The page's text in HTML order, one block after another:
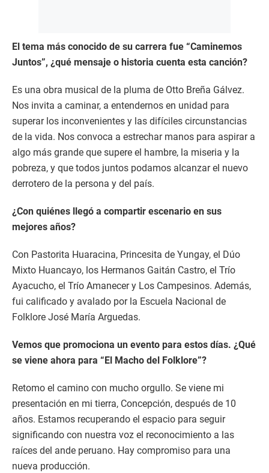
El tema más conocido de su carrera fue “Caminemos
Juntos”, ¿qué mensaje o historia cuenta esta canción?
Es una obra musical de la pluma de Otto Breña Gálvez.
Nos invita a caminar, a entendernos en unidad para
superar los inconvenientes y las difíciles circunstancias
de la vida. Nos convoca a estrechar manos para aspirar a
algo más grande que supere el hambre, la miseria y la
pobreza, y que todos juntos podamos alcanzar el nuevo
derrotero de la persona y del país.
¿Con quiénes llegó a compartir escenario en sus
mejores años?
Con Pastorita Huaracina, Princesita de Yungay, el Dúo
Mixto Huancayo, los Hermanos Gaitán Castro, el Trío
Ayacucho, el Trío Amanecer y Los Campesinos. Además,
fui calificado y avalado por la Escuela Nacional de
Folklore José María Arguedas.
Vemos que promociona un evento para estos días. ¿Qué
se viene ahora para “El Macho del Folklore”?
Retomo el camino con mucho orgullo. Se viene mi
presentación en mi tierra, Concepción, después de 10
años. Estamos recuperando el espacio para seguir
significando con nuestra voz el reconocimiento a las
raíces del ande peruano. Hay compromiso para una
nueva producción.